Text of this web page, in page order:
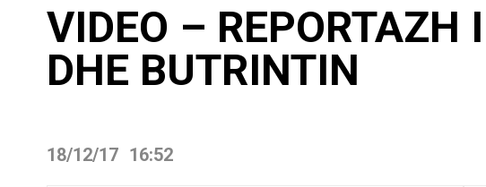
VIDEO –
DHE BUTRINTIN
18/12/17 16:52